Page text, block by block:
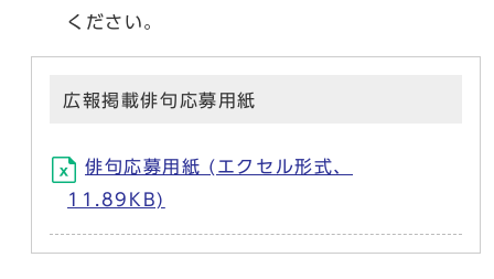
ください。
広報掲載俳句応募用紙
俳句応募用紙 (エクセル形式、
11.89KB)